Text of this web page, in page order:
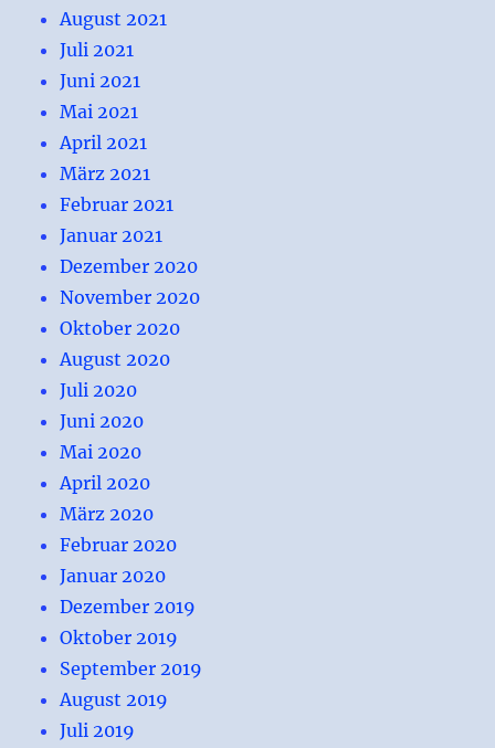
August 2021
Juli 2021
Juni 2021
Mai 2021
April 2021
März 2021
Februar 2021
Januar 2021
Dezember 2020
November 2020
Oktober 2020
August 2020
Juli 2020
Juni 2020
Mai 2020
April 2020
März 2020
Februar 2020
Januar 2020
Dezember 2019
Oktober 2019
September 2019
August 2019
Juli 2019